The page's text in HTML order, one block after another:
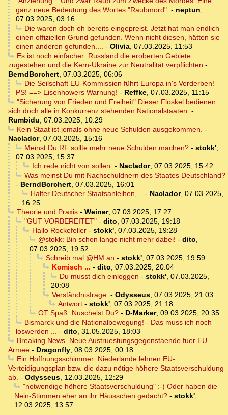
ganz neue Bedeutung des Wortes "Raubmord". - neptun,
07.03.2025, 03:16
Die waren doch eh bereits eingepreist. Jetzt hat man endlich
einen offiziellen Grund gefunden. Wenn nicht diesen, hätten sie
einen anderen gefunden.... - Olivia, 07.03.2025, 11:53
Es ist noch einfacher: Russland die eroberten Gebiete
zugestehen und die Kern-Ukraine zur Neutralität verpflichten -
BerndBorchert, 07.03.2025, 06:06
Die Seilschaft EU-Kommission führt Europa in's Verderben!
PS! ==> Eisenhowers Warnung! - Reffke, 07.03.2025, 11:15
"Sicherung von Frieden und Freiheit" Dieser Floskel bedienen
sich doch alle in Konkurrenz stehenden Nationalstaaten. -
Rumbidu, 07.03.2025, 10:29
Kein Staat ist jemals ohne neue Schulden ausgekommen. -
Naclador, 07.03.2025, 15:16
Meinst Du RF sollte mehr neue Schulden machen?- stokk',
07.03.2025, 15:37
Ich rede nicht von sollen. - Naclador, 07.03.2025, 15:42
Was meinst Du mit Nachschuldnern des Staates Deutschland?
- BerndBorchert, 07.03.2025, 16:01
Halter Deutscher Staatsanleihen,... - Naclador, 07.03.2025,
16:25
Theorie und Praxis- Weiner, 07.03.2025, 17:27
"GUT VORBEREITET"- dito, 07.03.2025, 19:18
Hallo Rockefeller- stokk', 07.03.2025, 19:28
@stokk: Bin schon lange nicht mehr dabei! - dito,
07.03.2025, 19:52
Schreib mal @HM an - stokk', 07.03.2025, 19:59
Komisch ... - dito, 07.03.2025, 20:04
Du musst dich einloggen - stokk', 07.03.2025,
20:08
Verständnisfrage: - Odysseus, 07.03.2025, 21:03
Antwort- stokk', 07.03.2025, 21:18
OT Spaß: Nuschelst Du?- D-Marker, 09.03.2025, 20:35
Bismarck und die Nationalbewegung! - Das muss ich noch
loswerden ... - dito, 31.05.2025, 18:03
Breaking News. Neue Austruestungsgegenstaende fuer EU
Armee - Dragonfly, 08.03.2025, 00:18
Ein Hoffnungsschimmer: Niederlande lehnen EU-
Verteidigungsplan bzw. die dazu nötige höhere Staatsverschuldung
ab. - Odysseus, 12.03.2025, 12:29
"notwendige höhere Staatsverschuldung" :-) Oder haben die
Nein-Stimmen eher an ihr Häusschen gedacht? - stokk',
12.03.2025, 13:57